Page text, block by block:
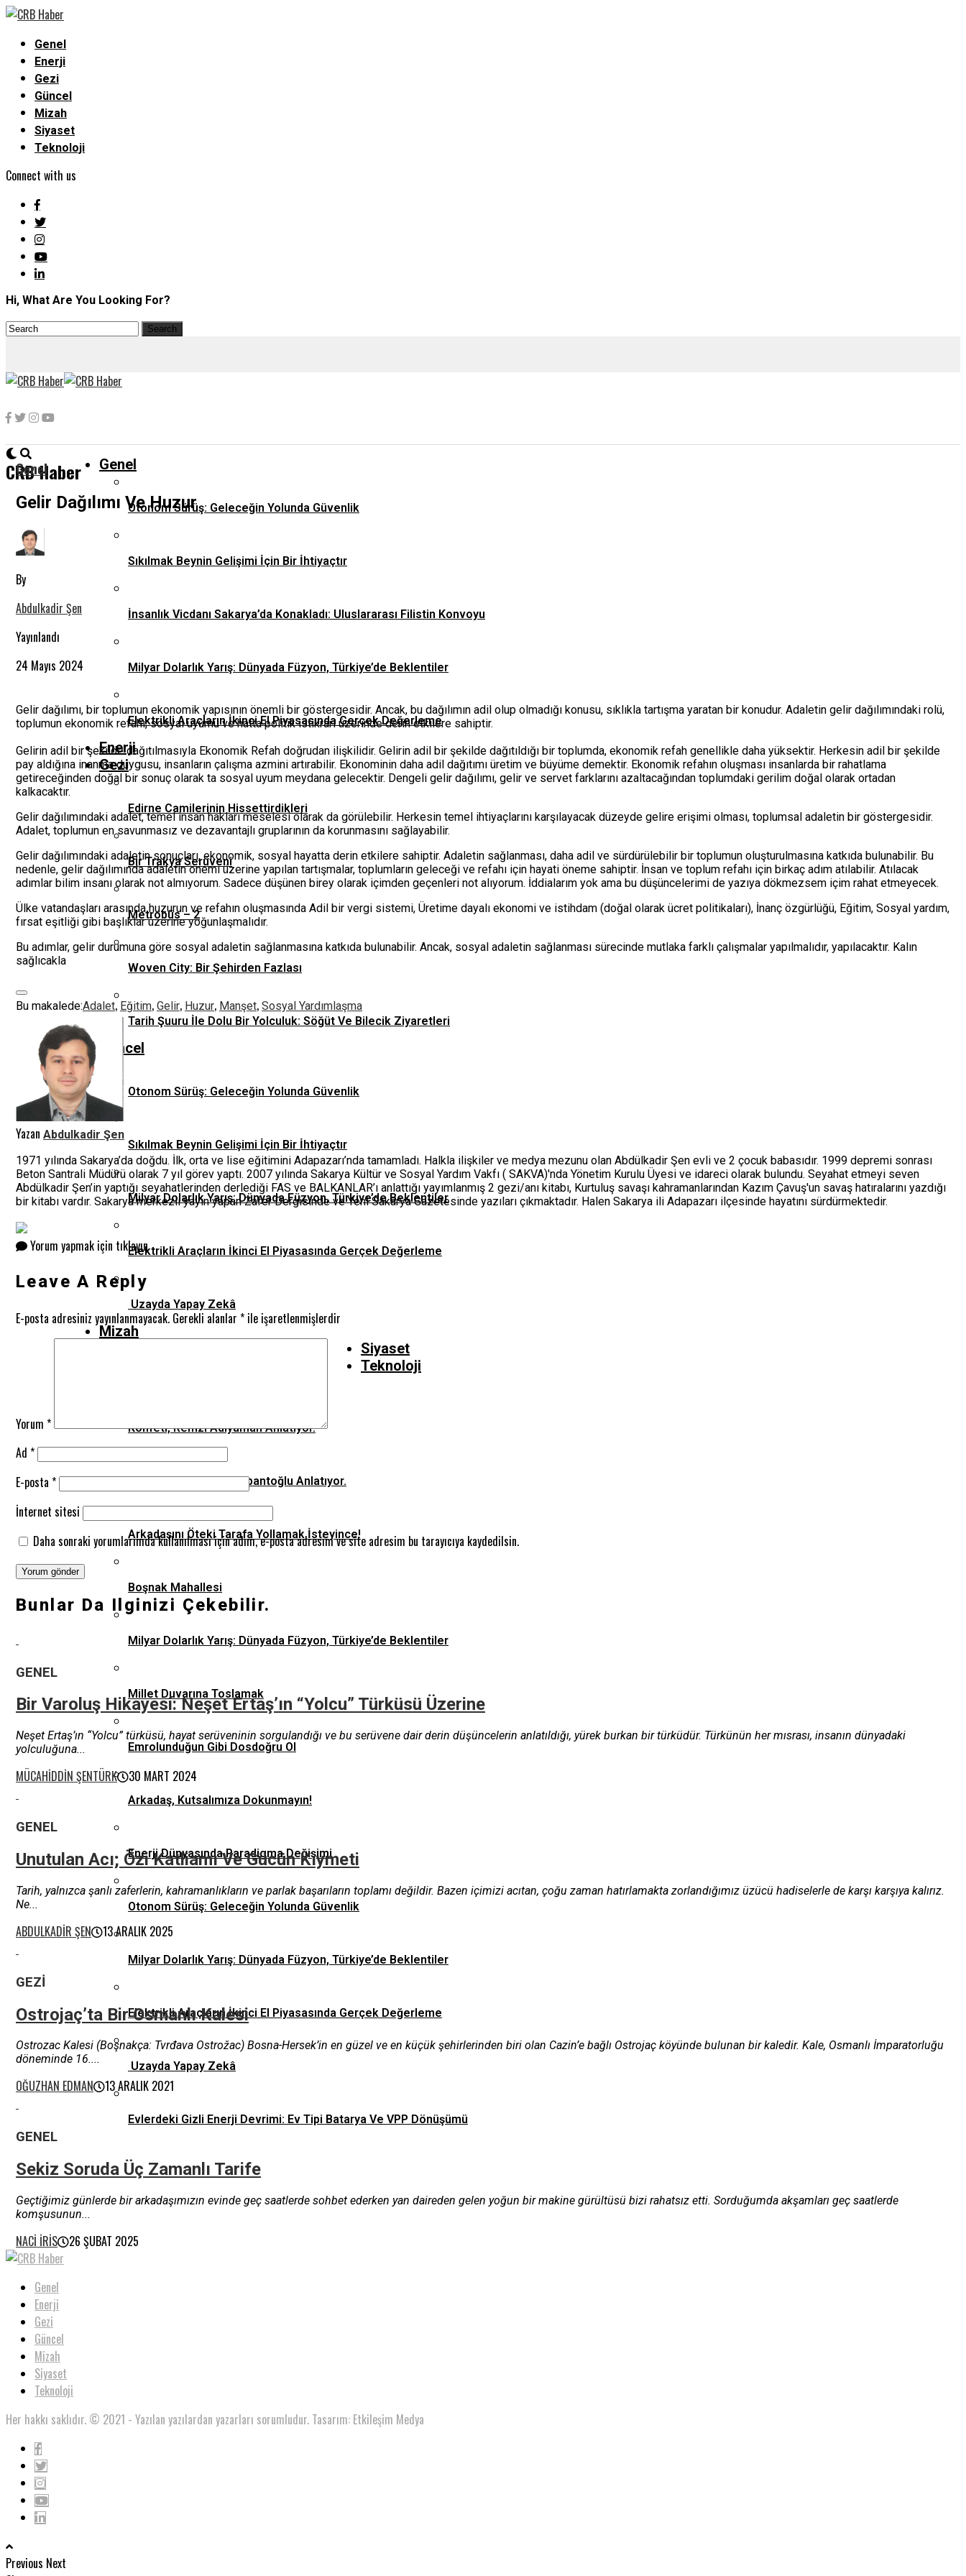
Genel
Enerji
Gezi
Güncel
Mizah
Siyaset
Teknoloji
Connect with us
Hi, What Are You Looking For?
CRB Haber Genel
Otonom Sürüş: Geleceğin Yolunda Güvenlik
Sıkılmak Beynin Gelişimi İçin Bir İhtiyaçtır
İnsanlık Vicdanı Sakarya’da Konakladı: Uluslararası Filistin Konvoyu
Milyar Dolarlık Yarış: Dünyada Füzyon, Türkiye’de Beklentiler
Elektrikli Araçların İkinci El Piyasasında Gerçek Değerleme
Enerji
Gezi
Edirne Camilerinin Hissettirdikleri
Bir Trakya Serüveni
Metrobüs – 2
Woven City: Bir Şehirden Fazlası
Tarih Şuuru İle Dolu Bir Yolculuk: Söğüt Ve Bilecik Ziyaretleri
Güncel
Otonom Sürüş: Geleceğin Yolunda Güvenlik
Sıkılmak Beynin Gelişimi İçin Bir İhtiyaçtır
Milyar Dolarlık Yarış: Dünyada Füzyon, Türkiye’de Beklentiler
Elektrikli Araçların İkinci El Piyasasında Gerçek Değerleme
Uzayda Yapay Zekâ
Mizah
Konfeti, Remzi Adıyaman Anlatıyor.
Damak Diş, Ahmet Nalbantoğlu Anlatıyor.
Arkadaşını Öteki Tarafa Yollamak İsteyince!
Boşnak Mahallesi
Siyaset
Milyar Dolarlık Yarış: Dünyada Füzyon, Türkiye’de Beklentiler
Millet Duvarına Toslamak
Emrolunduğun Gibi Dosdoğru Ol
Arkadaş, Kutsalımıza Dokunmayın!
Enerji Dünyasında Paradigma Değişimi
Teknoloji
Otonom Sürüş: Geleceğin Yolunda Güvenlik
Milyar Dolarlık Yarış: Dünyada Füzyon, Türkiye’de Beklentiler
Elektrikli Araçların İkinci El Piyasasında Gerçek Değerleme
Uzayda Yapay Zekâ
Evlerdeki Gizli Enerji Devrimi: Ev Tipi Batarya Ve VPP Dönüşümü
Genel
Gelir Dağılımı Ve Huzur
By
Abdulkadir Şen
Yayınlandı
24 Mayıs 2024
Gelir dağılımı, bir toplumun ekonomik yapısının önemli bir göstergesidir. Ancak, bu dağılımın adil olup olmadığı konusu, sıklıkla tartışma yaratan bir konudur. Adaletin gelir dağılımındaki rolü,
toplumun ekonomik refahı, sosyal uyumu ve hatta politik istikrarı üzerinde derin etkilere sahiptir.
Gelirin adil bir şekilde dağıtılmasıyla Ekonomik Refah doğrudan ilişkilidir. Gelirin adil bir şekilde dağıtıldığı bir toplumda, ekonomik refah genellikle daha yüksektir. Herkesin adil bir şekilde
pay aldığına inanma duygusu, insanların çalışma azmini artırabilir. Ekonominin daha adil dağıtımı üretim ve büyüme demektir. Ekonomik refahın oluşması insanlarda bir rahatlama
getireceğinden doğal bir sonuç olarak ta sosyal uyum meydana gelecektir. Dengeli gelir dağılımı, gelir ve servet farklarını azaltacağından toplumdaki gerilim doğal olarak ortadan
kalkacaktır.
Gelir dağılımındaki adalet, temel insan hakları meselesi olarak da görülebilir. Herkesin temel ihtiyaçlarını karşılayacak düzeyde gelire erişimi olması, toplumsal adaletin bir göstergesidir.
Adalet, toplumun en savunmasız ve dezavantajlı gruplarının da korunmasını sağlayabilir.
Gelir dağılımındaki adaletin sonuçları, ekonomik, sosyal hayatta derin etkilere sahiptir. Adaletin sağlanması, daha adil ve sürdürülebilir bir toplumun oluşturulmasına katkıda bulunabilir. Bu
nedenle, gelir dağılımında adaletin önemi üzerine yapılan tartışmalar, toplumların geleceği ve refahı için hayati öneme sahiptir. İnsan ve toplum refahı için birkaç adım atılabilir. Atılacak
adımlar bilim insanı olarak not almıyorum. Sadece düşünen birey olarak içimden geçenleri not alıyorum. İddialarım yok ama bu düşüncelerimi de yazıya dökmezsem içim rahat etmeyecek.
Ülke vatandaşları arasında huzurun ve refahın oluşmasında Adil bir vergi sistemi, Üretime dayalı ekonomi ve istihdam (doğal olarak ücret politikaları), İnanç özgürlüğü, Eğitim, Sosyal yardım,
fırsat eşitliği gibi başlıklar üzerine yoğunlaşmalıdır.
Bu adımlar, gelir durumuna göre sosyal adaletin sağlanmasına katkıda bulunabilir. Ancak, sosyal adaletin sağlanması sürecinde mutlaka farklı çalışmalar yapılmalıdır, yapılacaktır. Kalın
sağlıcakla
Bu makalede:Adalet, Eğitim, Gelir, Huzur, Manşet, Sosyal Yardımlaşma
Yazan Abdulkadir Şen
1971 yılında Sakarya’da doğdu. İlk, orta ve lise eğitimini Adapazarı’nda tamamladı. Halkla ilişkiler ve medya mezunu olan Abdülkadir Şen evli ve 2 çocuk babasıdır. 1999 depremi sonrası
Beton Santrali Müdürü olarak 7 yıl görev yaptı. 2007 yılında Sakarya Kültür ve Sosyal Yardım Vakfı ( SAKVA)'nda Yönetim Kurulu Üyesi ve idareci olarak bulundu. Seyahat etmeyi seven
Abdülkadir Şen’in yaptığı seyahatlerinden derlediği FAS ve BALKANLAR’ı anlattığı yayımlanmış 2 gezi/anı kitabı, Kurtuluş savaşı kahramanlarından Kazım Çavuş'un savaş hatıralarını yazdığı
bir kitabı vardır. Sakarya merkezli yayın yapan Zafer Dergisinde ve Yeni Sakarya Gazetesinde yazıları çıkmaktadır. Halen Sakarya ili Adapazarı ilçesinde hayatını sürdürmektedir.
Yorum yapmak için tıklayın
Leave A Reply
E-posta adresiniz yayınlanmayacak. Gerekli alanlar * ile işaretlenmişlerdir
Yorum *
Ad *
E-posta *
İnternet sitesi
Daha sonraki yorumlarımda kullanılması için adım, e-posta adresim ve site adresim bu tarayıcıya kaydedilsin.
Bunlar Da Ilginizi Çekebilir.
GENEL
Bir Varoluş Hikayesi: Neşet Ertaş’ın “Yolcu” Türküsü Üzerine
Neşet Ertaş’ın “Yolcu” türküsü, hayat serüveninin sorgulandığı ve bu serüvene dair derin düşüncelerin anlatıldığı, yürek burkan bir türküdür. Türkünün her mısrası, insanın dünyadaki
yolculuğuna...
MÜCAHIDDIN ŞENTÜRK 30 MART 2024
GENEL
Unutulan Acı; Özi Katliamı Ve Gücün Kıymeti
Tarih, yalnızca şanlı zaferlerin, kahramanlıkların ve parlak başarıların toplamı değildir. Bazen içimizi acıtan, çoğu zaman hatırlamakta zorlandığımız üzücü hadiselerle de karşı karşıya kalırız.
Ne...
ABDULKADIR ŞEN 13 ARALIK 2025
GEZI
Ostrojaç’ta Bir Osmanlı Kalesi
Ostrozac Kalesi (Boşnakça: Tvrđava Ostrožac) Bosna-Hersek’in en güzel ve en küçük şehirlerinden biri olan Cazin’e bağlı Ostrojaç köyünde bulunan bir kaledir. Kale, Osmanlı İmparatorluğu
döneminde 16....
OĞUZHAN EDMAN 13 ARALIK 2021
GENEL
Sekiz Soruda Üç Zamanlı Tarife
Geçtiğimiz günlerde bir arkadaşımızın evinde geç saatlerde sohbet ederken yan daireden gelen yoğun bir makine gürültüsü bizi rahatsız etti. Sorduğumda akşamları geç saatlerde
komşusunun...
NACI İRIS 26 ŞUBAT 2025
Genel
Enerji
Gezi
Güncel
Mizah
Siyaset
Teknoloji
Her hakkı saklıdır. © 2021 - Yazılan yazılardan yazarları sorumludur. Tasarım: Etkileşim Medya
Previous Next